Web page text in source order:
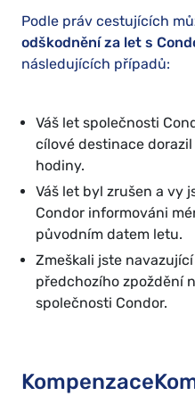
Podle práv cestujících
odškodnění za let s
následujících případů:
Váš let společnosti
cílové destinace
hodiny.
Váš let byl zrušen a vy
Condor informováni
původním datem letu.
Zmeškali jste
předchozího zpoždění
společnosti Condor.